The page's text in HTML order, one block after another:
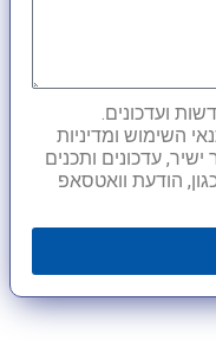
ועדכונים.
השימוש ומדיניות
עדכונים ותכנים
הודעת וואטסאפ